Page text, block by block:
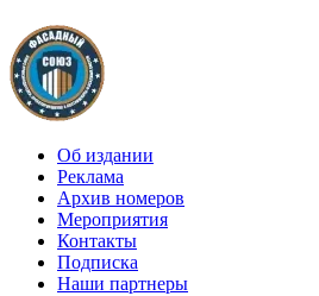
Об издании
Реклама
Архив номеров
Мероприятия
Контакты
Подписка
Наши партнеры